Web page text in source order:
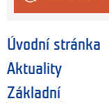
Úvodní stránka
Aktuality
Základní